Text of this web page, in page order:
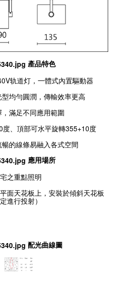
產品特色
轨道灯，一體式內置驅動器
均勻圓潤，傳輸效率更高
滿足不同應用範圍
度、頂部可水平旋轉355+10度
的線條易融入各式空間
應用場所
之重點照明
面天花板上，安裝於傾斜天花板
進行投射）
配光曲線圖